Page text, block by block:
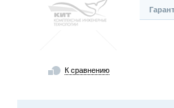
К сравнению